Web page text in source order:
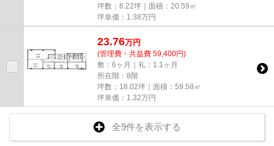
坪数：6.22坪｜面積：20.59㎡
坪単価： 1.38万円
23.76万円
(管理費・共益費 59,400円)
敷：6ヶ月｜礼：1.1ヶ月
所在階：8階
坪数：18.02坪｜面積：59.58㎡
坪単価： 1.32万円
全9件を表示する